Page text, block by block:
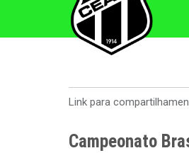
Link para
Campeonato